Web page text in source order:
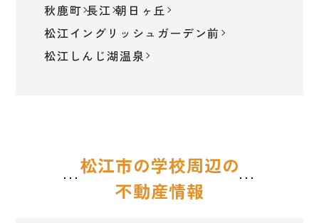
秋鹿町 長江 朝日ヶ丘
松江イングリッシュガーデン前
松江しんじ湖温泉
松江市の学校周辺の
不動産情報